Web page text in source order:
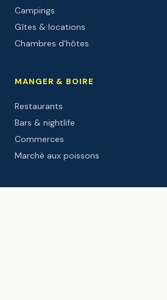
Campings
Gîtes & locations
Chambres d'hôtes
MANGER & BOIRE
Restaurants
Bars & nightlife
Commerces
Marché aux poissons